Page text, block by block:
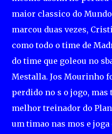
maior classico do
marcou duas vezes,
como todo o time de
do time que goleou no
Mestalla. Jos Mourinho
perdido no s o jogo, mas
melhor treinador do
um timao nas mos e